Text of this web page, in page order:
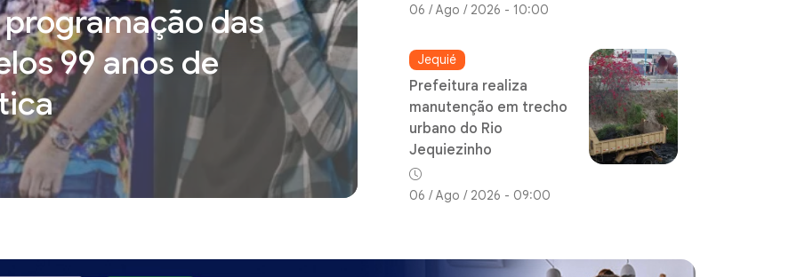
das
99 anos de
06 / Ago / 2026 - 10:00
Jequié
Prefeitura realiza
manutenção em trecho
urbano do Rio
Jequiezinho
06 / Ago / 2026 - 09:00